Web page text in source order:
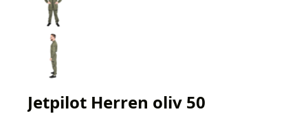
Jetpilot Herren oliv 50